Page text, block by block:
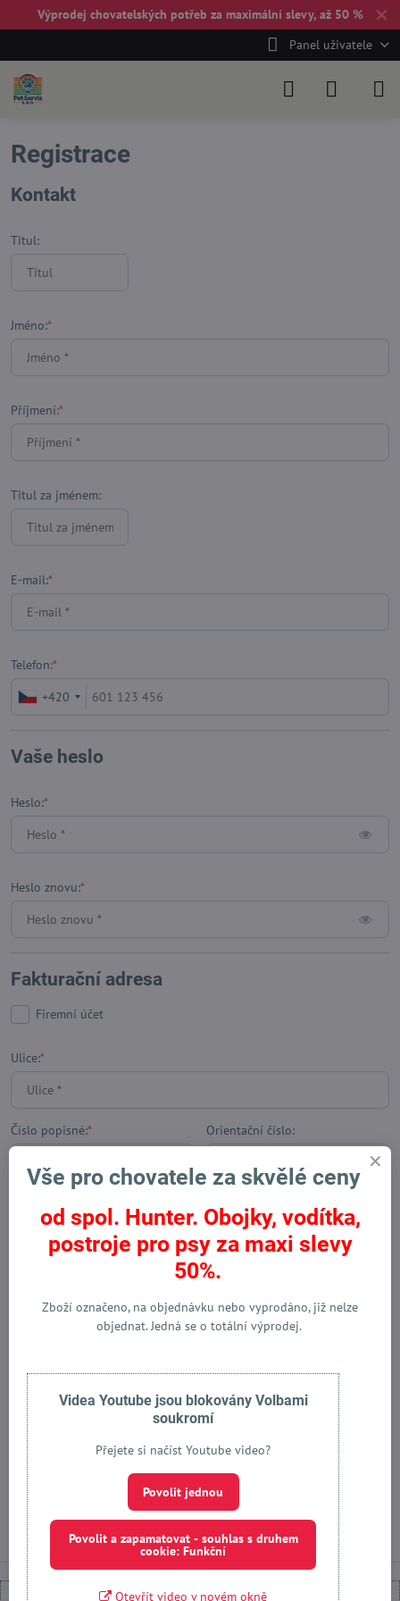
✕
Výprodej chovatelských potřeb za maximální slevy, až 50 %
Panel uživatele
Registrace
Kontakt
Titul:
Jméno:*
Příjmení:*
Titul za jménem:
E-mail:*
Telefon:*
+420
Vaše heslo
Heslo:*
Heslo znovu:*
Fakturační adresa
Firemní účet
Ulice:*
Číslo popisné:* Orientační číslo:
Město:* PSČ:*
Země:
Chci se přihlásit k odběru novinek e-mailem
(Povinné) Registrace
Vše pro chovatele za skvělé ceny
od spol. Hunter. Obojky, vodítka,
postroje pro psy za maxi slevy
50%.
Zboží označeno, na objednávku nebo vyprodáno, již nelze
objednat. Jedná se o totální výprodej.
Videa Youtube jsou blokovány Volbami
soukromí
Přejete si načíst Youtube video?
Povolit jednou
Povolit a zapamatovat - souhlas s druhem
cookie: Funkční
Otevřít video v novém okně